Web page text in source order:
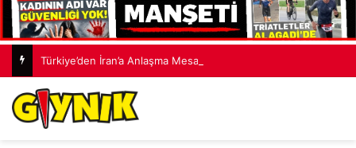
Türkiye’den İran’a Anlaşma Mesajı